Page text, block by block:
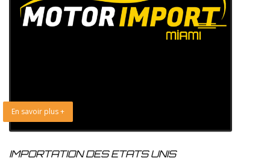
En savoir plus +
IMPORTATION DES ETATS UNIS